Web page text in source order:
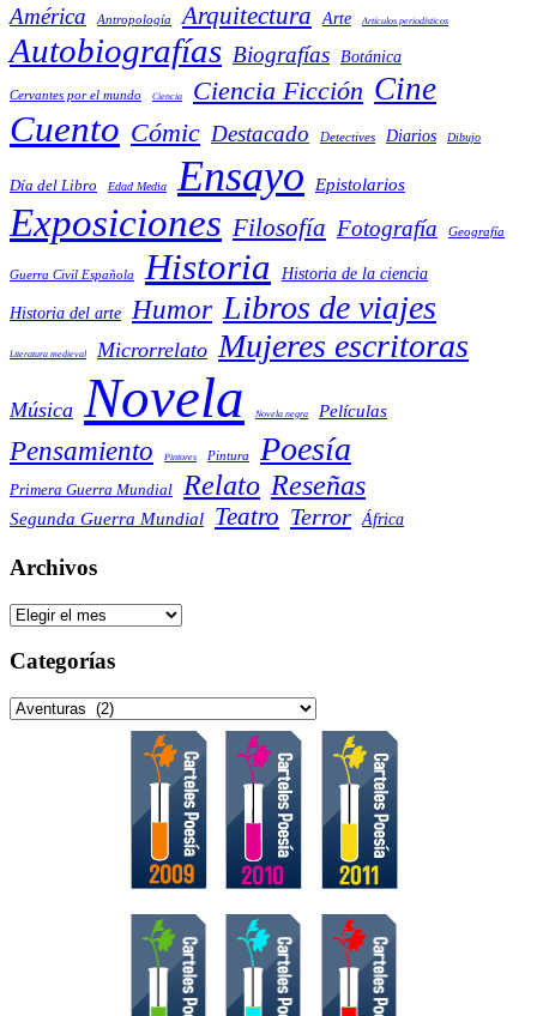
América Antropología Arquitectura Arte Artículos periodísticos
Autobiografías Biografías Botánica
Cervantes por el mundo Ciencia Ciencia Ficción Cine
Cuento Cómic Destacado Detectives Diarios Dibujo
Día del Libro Edad Media Ensayo Epistolarios
Exposiciones Filosofía Fotografía Geografía
Guerra Civil Española Historia Historia de la ciencia
Historia del arte Humor Libros de viajes
Literatura medieval Microrrelato Mujeres escritoras
Música Novela Novela negra Películas
Pensamiento Pintores Pintura Poesía
Primera Guerra Mundial Relato Reseñas
Segunda Guerra Mundial Teatro Terror África
Archivos
Archivos
Categorías
Categorías